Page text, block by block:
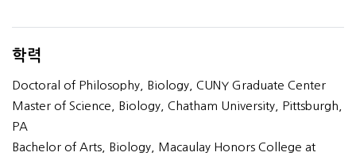
학력
Doctoral of Philosophy, Biology, CUNY Graduate Center
Master of Science, Biology, Chatham University, Pittsburgh,
PA
Bachelor of Arts, Biology, Macaulay Honors College at